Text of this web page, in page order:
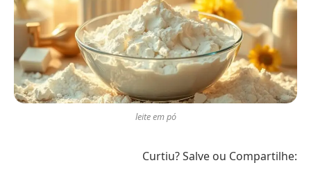
leite em pó
Curtiu? Salve ou Compartilhe: